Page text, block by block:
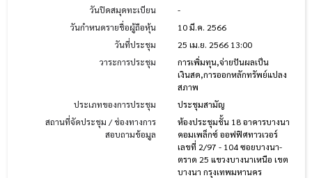
วันปิดสมุดทะเบียน
-
วันกำหนดรายชื่อผู้ถือหุ้น
10 มี.ค. 2566
วันที่ประชุม
25 เม.ย. 2566 13:00
วาระการประชุม
การเพิ่มทุน,จ่ายปันผลเป็น
เงินสด,การออกหลักทรัพย์แปลง
สภาพ
ประเภทของการประชุม
ประชุมสามัญ
สถานที่จัดประชุม / ช่องทางการ
สอบถามข้อมูล
ห้องประชุมชั้น 18 อาคารบางนา
คอมเพล็กซ์ ออฟฟิศทาวเวอร์
เลขที่ 2/97 - 104 ซอยบางนา-
ตราด 25 แขวงบางนาเหนือ เขต
บางนา กรุงเทพมหานคร